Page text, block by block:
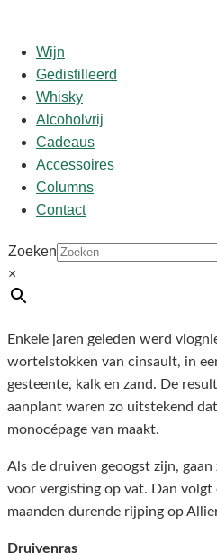
Wijn
Gedistilleerd
Whisky
Alcoholvrij
Cadeaus
Accessoires
Columns
Contact
Zoeken
×
Start/shop
Viognier
Domaine de
– Viognier
€17,95
Enkele jaren geleden werd
wortelstokken van cinsault, in
gesteente, kalk en zand. De
aanplant waren zo uitstekend
monocépage van maakt.
Als de druiven geoogst zijn,
voor vergisting op vat. Dan volgt
maanden durende rijping op
Druivenras